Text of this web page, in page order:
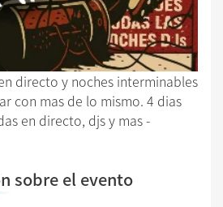
directo y noches interminables
con mas de lo mismo. 4 dias
en directo, djs y mas -
sobre el evento